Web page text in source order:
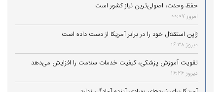
حفظ وحدت، اصولی‌ترین نیاز کشور است
امروز 00:07
ژاپن استقلال خود را در برابر آمریکا از دست داده است
دیروز 16:38
تقویت آموزش پزشکی، کیفیت خدمات سلامت را افزایش می‌دهد
دیروز 16:26